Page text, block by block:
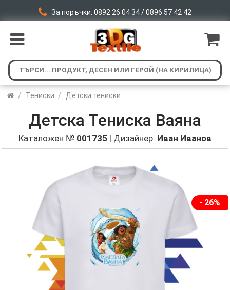
За поръчки: 0892 26 04 34 / 0896 57 42 42
/ Тениски / Детски тениски
Детска Тениска Ваяна
Каталожен № 001735 | Дизайнер: Иван Иванов
- 26%